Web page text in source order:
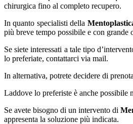
chirurgica fino al completo recupero.
In quanto specialisti della
più breve tempo possibile e con grande
Se siete interessati a tale tipo
lo preferiate, contattarci via mail.
In alternativa, potrete decidere di
Laddove lo preferiste è anche possibile
Se avete bisogno di un intervento di
appresenta la soluzione più indicata.